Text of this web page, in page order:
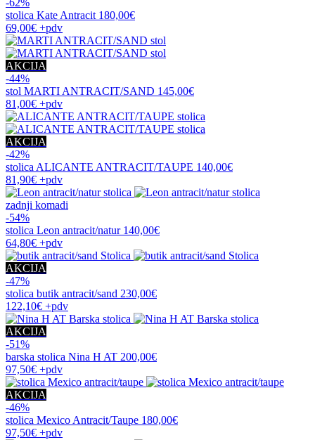
-62%
stolica Kate Antracit 180,00€
69,00€ +pdv
AKCIJA
-44%
stol MARTI ANTRACIT/SAND 145,00€
81,00€ +pdv
AKCIJA
-42%
stolicaALICANTE ANTRACIT/TAUPE 140,00€
81,90€ +pdv
zadnji komadi
-54%
stolica Leon antracit/natur 140,00€
64,80€ +pdv
AKCIJA
-47%
stolica butik antracit/sand 230,00€
122,10€ +pdv
AKCIJA
-51%
barska stolica Nina H AT 200,00€
97,50€ +pdv
AKCIJA
-46%
stolica Mexico Antracit/Taupe 180,00€
97,50€ +pdv